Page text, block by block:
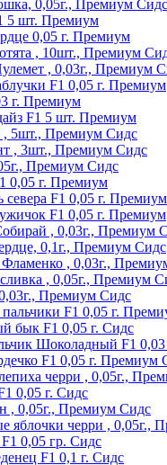
0,05г., Премиум Сидс
5 шт. Пpeмиyм
0,05 г. Пpeмиyм
, 10шт., Премиум
, 0,03г., Премиум
F1 0,05 г. Пpeмиyм
г. Пpeмиyм
F1 5 шт. Пpeмиyм
5шт., Премиум Сидс
, 3шт., Премиум Сидс
Премиум Сидс
0,05 г. Пpeмиyм
ceвepa F1 0,05 г. Пpeмиyм
F1 0,05 г. Пpeмиyм
, 0,03г., Премиум
0,1г., Премиум Сидс
, 0,03г.,
, 0,05г., Премиум
Премиум Сидс
F1 0,05 г.
бык F1 0,05 г. Сидс
Шоколадный F1
F1 0,05 г. Премиум
черри , 0,05г.,
0,05 г. Сидс
, 0,05г., Премиум Сидс
яблочки черри , 0,05г.,
0,05 гр. Сидс
F1 0,1 г. Сидс